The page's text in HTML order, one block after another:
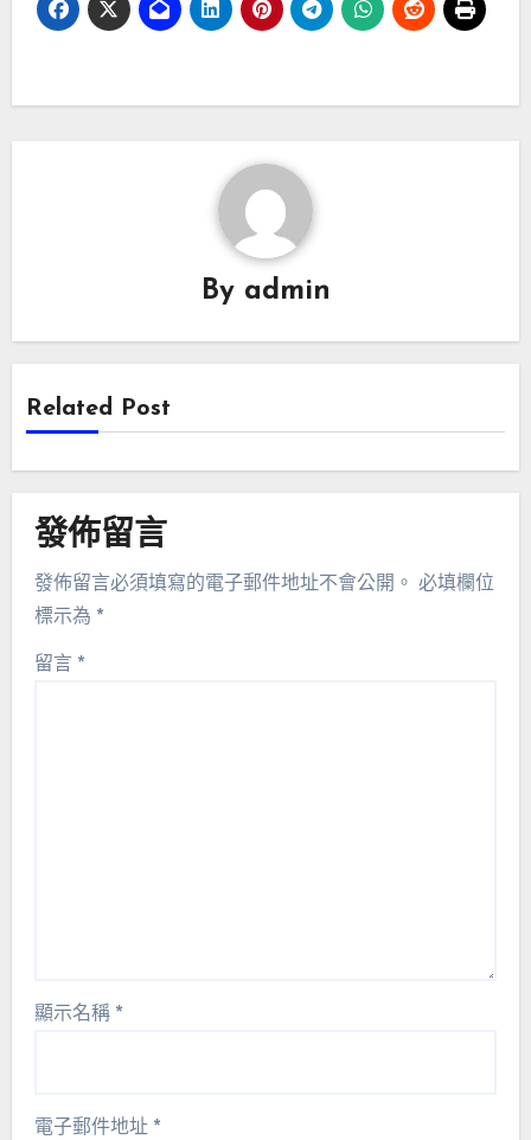
By admin
Related Post
發佈留言
發佈留言必須填寫的電子郵件地址不會公開。 必填欄位
標示為 *
留言 *
顯示名稱 *
電子郵件地址 *